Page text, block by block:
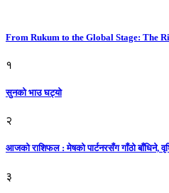
From Rukum to the Global Stage: The
१
सुनको भाउ घट्याे
२
आजको राशिफल : मेषको पार्टनरसँग गाँठो बाँधिने,
३